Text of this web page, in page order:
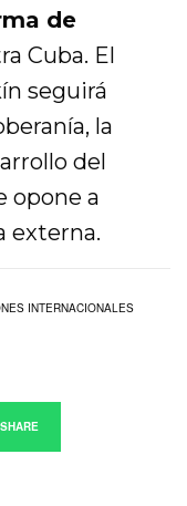
de
Cuba. El
seguirá
la
del
opone a
externa.
INTERNACIONALES
SHARE